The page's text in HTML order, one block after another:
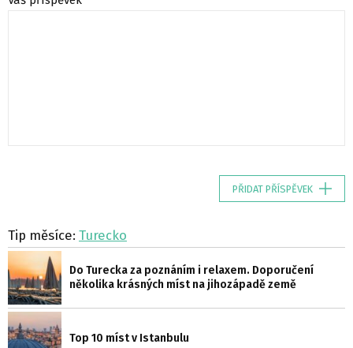
PŘIDAT PŘÍSPĚVEK
Tip měsíce: Turecko
Do Turecka za poznáním i relaxem. Doporučení
několika krásných míst na jihozápadě země
Top 10 míst v Istanbulu